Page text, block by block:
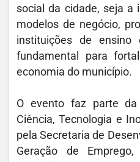
social da cidade, seja a
modelos de negócio,
instituições de ensino
fundamental para
economia do município.
O evento faz parte
Ciência, Tecnologia e
pela Secretaria de
Geração de